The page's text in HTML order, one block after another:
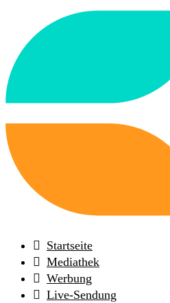
frontpage
Startseite
Mediathek
Werbung
Live-Sendung